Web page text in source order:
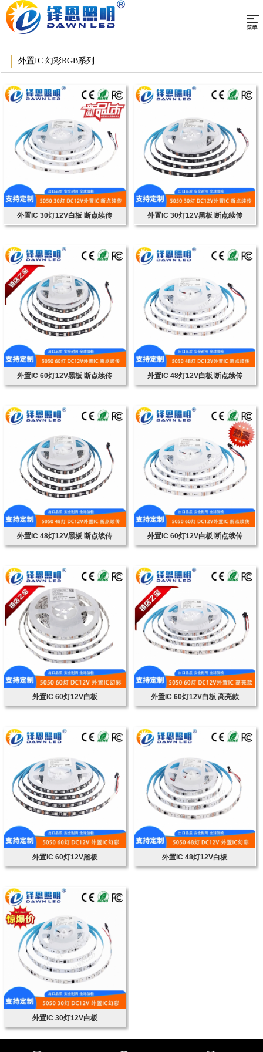
外置IC 幻彩RGB系列
外置IC 30灯12V白板 断点续传 外置IC 30灯12V黑板 断点续传
外置IC 60灯12V黑板 断点续传 外置IC 48灯12V白板 断点续传
外置IC 48灯12V黑板 断点续传 外置IC 60灯12V白板 断点续传
外置IC 60灯12V白板 外置IC 60灯12V白板 高亮款
外置IC 60灯12V黑板 外置IC 48灯12V白板
外置IC 30灯12V白板